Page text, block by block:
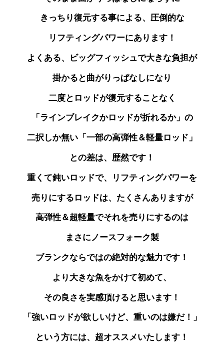
きっちり復元する事による、圧倒的な
リフティングパワーにあります！
よくある、ビッグフィッシュで大きな負担が
掛かると曲がりっぱなしになり
二度とロッドが復元することなく
「ラインブレイクかロッドが折れるか」の
二択しか無い「一部の高弾性＆軽量ロッド」
との差は、歴然です！
重くて鈍いロッドで、リフティングパワーを
売りにするロッドは、たくさんありますが
高弾性＆超軽量でそれを売りにするのは
まさにノースフォーク製
ブランクならではの絶対的な魅力です！
より大きな魚をかけて初めて、
その良さを実感頂けると思います！
「強いロッドが欲しいけど、重いのは嫌だ！」
という方には、超オススメいたします！